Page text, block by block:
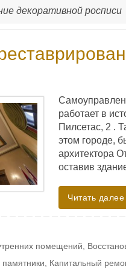
декоративной росписи
работает в
Пилсетас, 2 .
этом городе,
архитектора
оставив
Читать далее
помещений,
памятники, Капитальный